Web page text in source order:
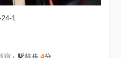
1
宿 」駅徒歩 4分